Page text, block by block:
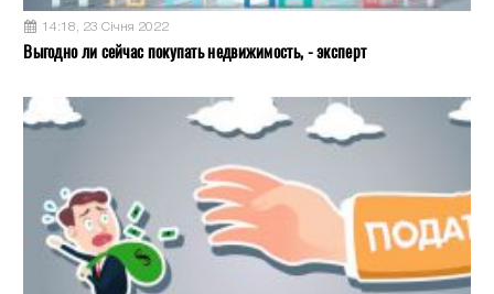
14:18, 23 Січня 2022
Выгодно ли сейчас покупать недвижимость, - эксперт